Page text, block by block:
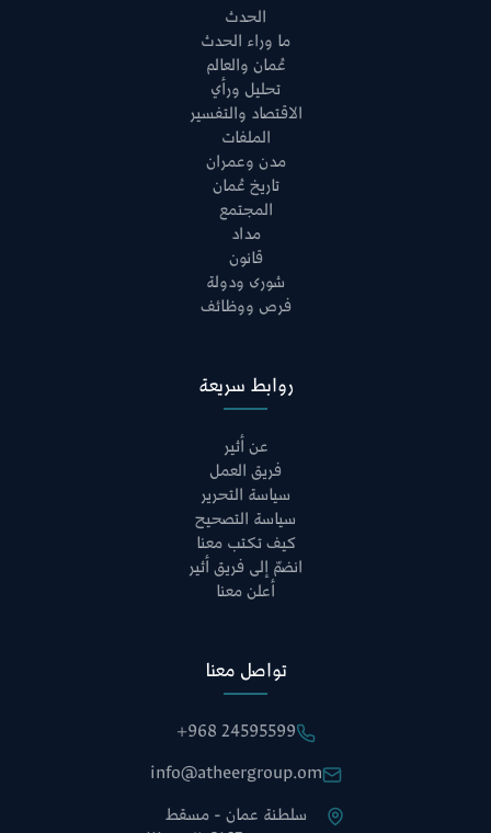
الحدث
ما وراء الحدث
عُمان والعالم
تحليل ورأي
الاقتصاد والتفسير
الملفات
مدن وعمران
تاريخ عُمان
المجتمع
مداد
قانون
شورى ودولة
فرص ووظائف
روابط سريعة
عن أثير
فريق العمل
سياسة التحرير
سياسة التصحيح
كيف تكتب معنا
انضمّ إلى فريق أثير
أعلن معنا
تواصل معنا
+968 24595599
info@atheergroup.om
سلطنة عمان - مسقط